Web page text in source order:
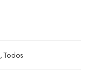
,Todos